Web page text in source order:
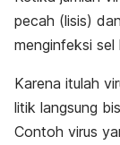
pecah (lisis)
menginfeksi
Karena itulah
litik langsung
Contoh virus